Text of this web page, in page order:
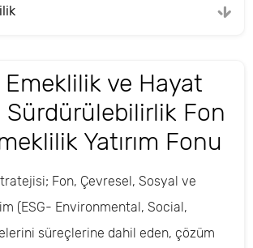
Emeklilik ve Hayat
Sürdürülebilirlik Fon
Yatırım Fonu
Fon, Çevresel, Sosyal ve
(ESG- Environmental, Social,
süreçlerine dahil eden, çözüm